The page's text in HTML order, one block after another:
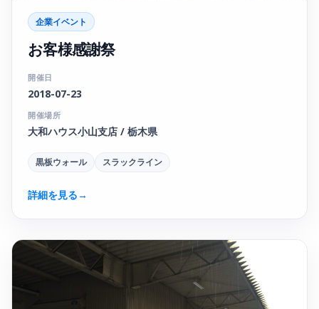
企業イベント
お客様感謝祭
開催日
2018-07-23
開催場所
大和ハウス小山支店 / 栃木県
黒板ウォール スラックライン
詳細を見る→